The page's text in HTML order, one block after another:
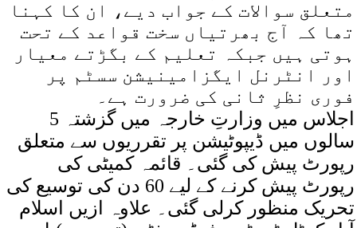
متعلق سوالات کے جواب دیے، ان کا کہنا
تھا کہ آج بھرتیاں سخت قواعد کے تحت
ہوتی ہیں جبکہ تعلیم کے بگڑتے معیار
اور انٹرنل ایگزامینیشن سسٹم پر
فوری نظرِ ثانی کی ضرورت ہے۔
اجلاس میں وزارتِ خارجہ میں گزشتہ 5
سالوں میں ڈیپوٹیشن پر تقرریوں سے متعلق
رپورٹ پیش کی گئی۔ قائمہ کمیٹی کی
رپورٹ پیش کرنے کے لیے 60 دن کی توسیع کی
تحریک منظور کرلی گئی۔ علاوہ ازیں اسلام